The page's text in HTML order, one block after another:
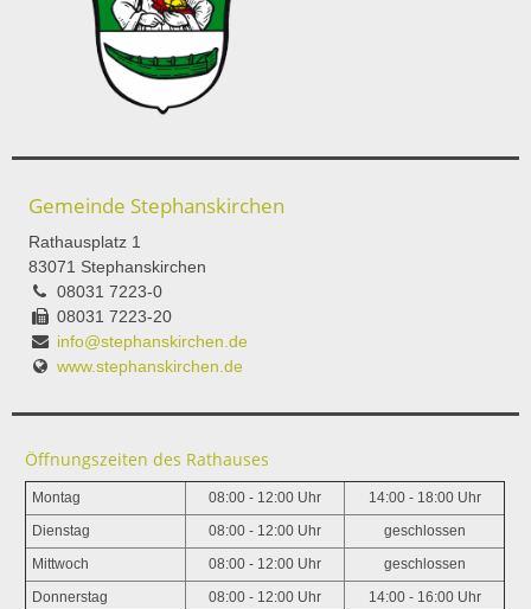
Gemeinde Stephanskirchen
Rathausplatz 1
83071 Stephanskirchen
08031 7223-0
08031 7223-20
info@stephanskirchen.de
www.stephanskirchen.de
Öffnungszeiten des Rathauses
Montag 08:00 - 12:00 Uhr 14:00 - 18:00 Uhr
Dienstag 08:00 - 12:00 Uhr geschlossen
Mittwoch 08:00 - 12:00 Uhr geschlossen
Donnerstag 08:00 - 12:00 Uhr 14:00 - 16:00 Uhr